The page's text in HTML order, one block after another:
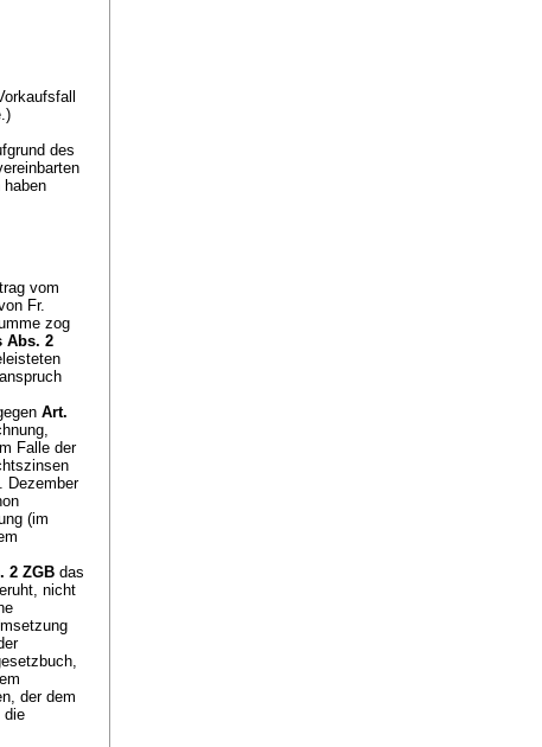
des
vom
Fr.
zog
Abs. 2
Art.
Falle der
Dezember
(im
2 ZGB das
nicht
der dem
die